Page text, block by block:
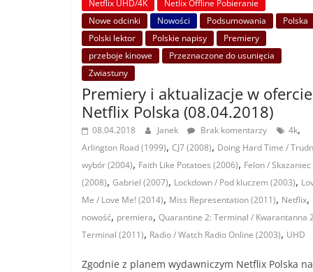
Netflix UHD/4K
Netlix Offline Pobieranie
Nowe odcinki
Nowości Podsumowania
Polska
Polski lektor
Polskie napisy
Premiery
przeboje kinowe
Przeznaczone do usunięcia
Zwiastuny
Premiery i aktualizacje w ofercie
Netflix Polska (08.04.2018)
08.04.2018 Janek Brak komentarzy 4k,
Arlington Road (1999), CJ7 (2008), Doing Hard Time /
wybór (2004), Faith Like Potatoes (2006), Felon / Skazaniec
(2008), Gabriel (2007), Lockdown / Pod kluczem (2003),
Me / Love Me! (2014), Miss Representation (2011), Netflix,
nowość, premiera, Quarantine 2: Terminal / Kwarantanna
Terminal (2011), Radio / Watch Radio Online (2003), UHD
Zgodnie z planem wydawniczym Netflix Polska na